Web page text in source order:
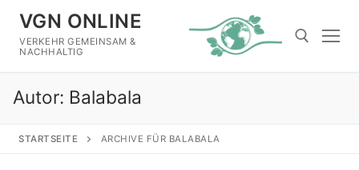
Inhalt
springen
VGN ONLINE
VERKEHR GEMEINSAM &
NACHHALTIG
Autor: Balabala
STARTSEITE ARCHIVE FÜR BALABALA